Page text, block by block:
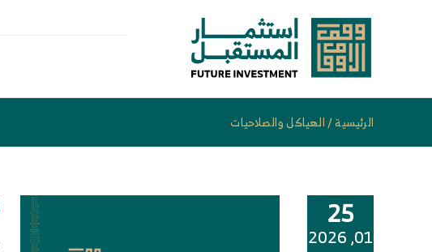
الرئيسية/الهياكل والصلاحيات
25
01, 2026